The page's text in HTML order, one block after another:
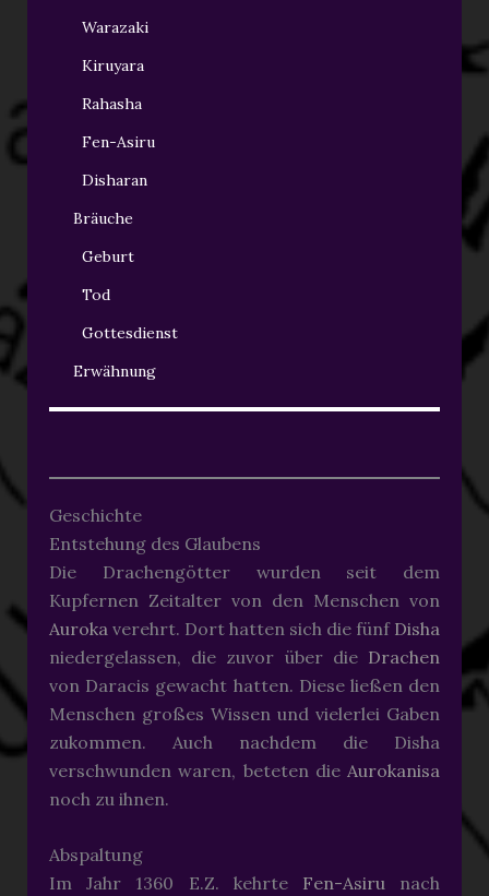
Warazaki
Kiruyara
Rahasha
Fen-Asiru
Disharan
Bräuche
Geburt
Tod
Gottesdienst
Erwähnung
Geschichte
Entstehung des Glaubens
Die Drachengötter wurden seit dem
Kupfernen Zeitalter von den Menschen von
Auroka verehrt. Dort hatten sich die fünf Disha
niedergelassen, die zuvor über die Drachen
von Daracis gewacht hatten. Diese ließen den
Menschen großes Wissen und vielerlei Gaben
zukommen. Auch nachdem die Disha
verschwunden waren, beteten die Aurokanisa
noch zu ihnen.
Abspaltung
Im Jahr 1360 E.Z. kehrte Fen-Asiru nach